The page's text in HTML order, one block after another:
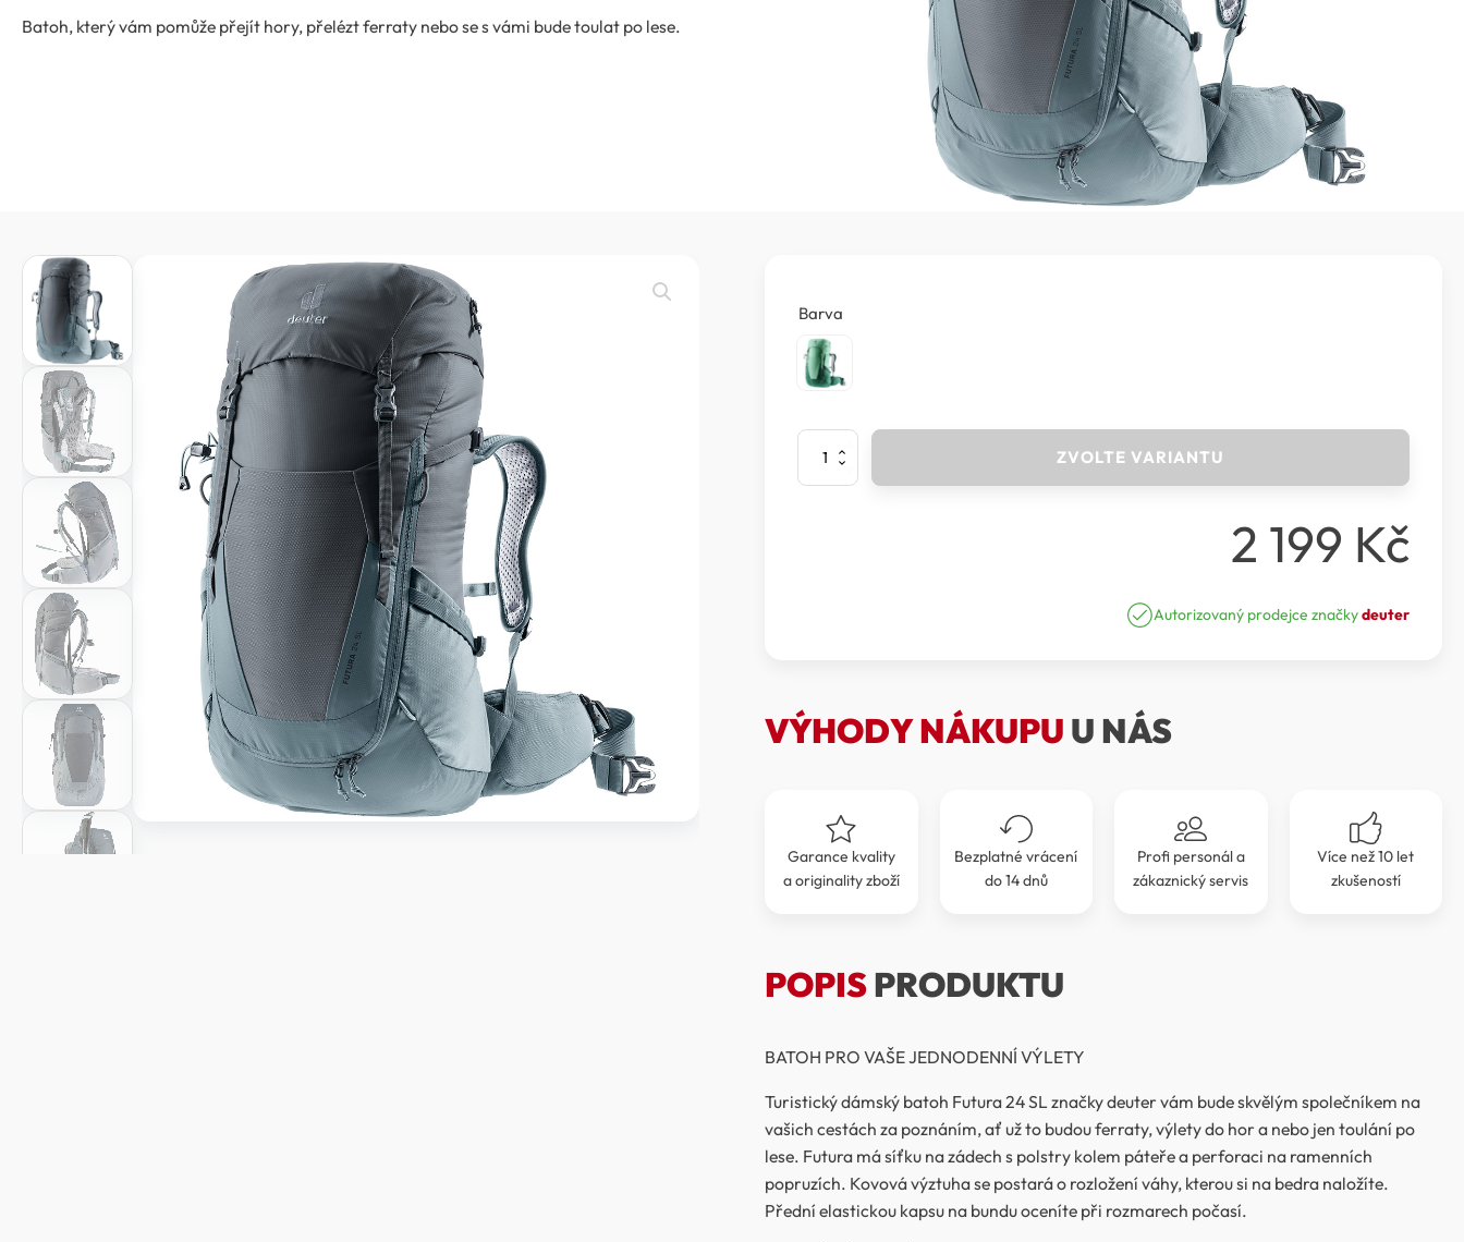
Batoh, který vám pomůže přejít hory, přelézt ferraty nebo se s vámi bude toulat po lese.
Barva
deuter
Batoh
ZVOLTE VARIANTU
2 199 Kč
Autorizovaný prodejce značkydeuter
VÝHODY NÁKUPU U NÁS
Garance kvality
a originality zboží
Bezplatné vrácení
do 14 dnů
Profi personál a
zákaznický servis
Více než 10 let
zkušeností
POPISPRODUKTU
BATOH PRO VAŠE JEDNODENNÍ VÝLETY
Turistický dámský batoh Futura 24 SL značky deuter vám bude skvělým společníkem na
vašich cestách za poznáním, ať už to budou ferraty, výlety do hor a nebo jen toulání po
lese. Futura má síťku na zádech s polstry kolem páteře a perforaci na ramenních
popruzích. Kovová výztuha se postará o rozložení váhy, kterou si na bedra naložíte.
Přední elastickou kapsu na bundu oceníte při rozmarech počasí.